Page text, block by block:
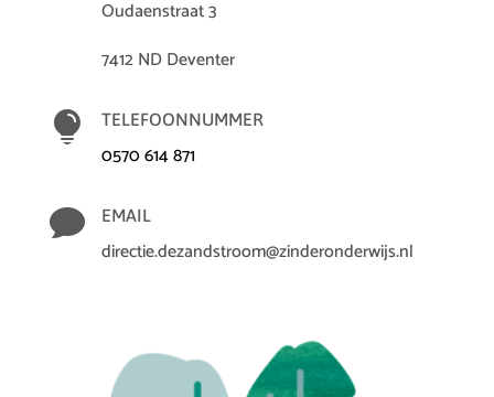
Oudaenstraat 3
7412 ND Deventer
 TELEFOONNUMMER
0570 614 871
 EMAIL
directie.dezandstroom@zinderonderwijs.nl